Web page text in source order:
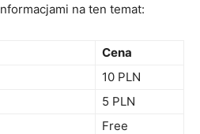
na ten temat:
Cena
10‌ PLN
5 PLN
Free